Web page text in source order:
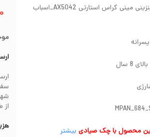
موتور بنزینی مینی کراس استارتی AX5042_اسباب
8 سال
محصول با چک صیادی بیشتر
۰